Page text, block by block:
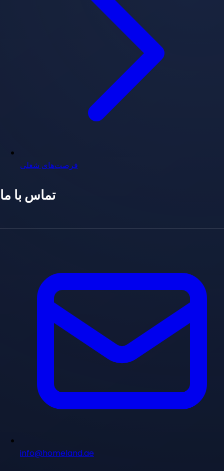
فرصت‌های شغلی
تماس با ما
info@homeland.ae